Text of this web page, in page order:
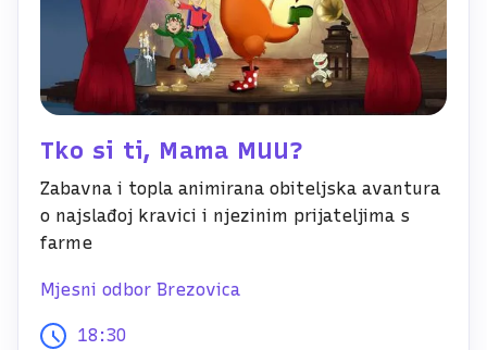
Tko si ti, Mama MUU?
Zabavna i topla animirana obiteljska avantura
o najslađoj kravici i njezinim prijateljima s
farme
Mjesni odbor Brezovica
18:30